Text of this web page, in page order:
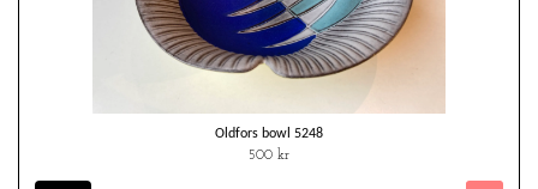
Oldfors bowl 5248
500 kr